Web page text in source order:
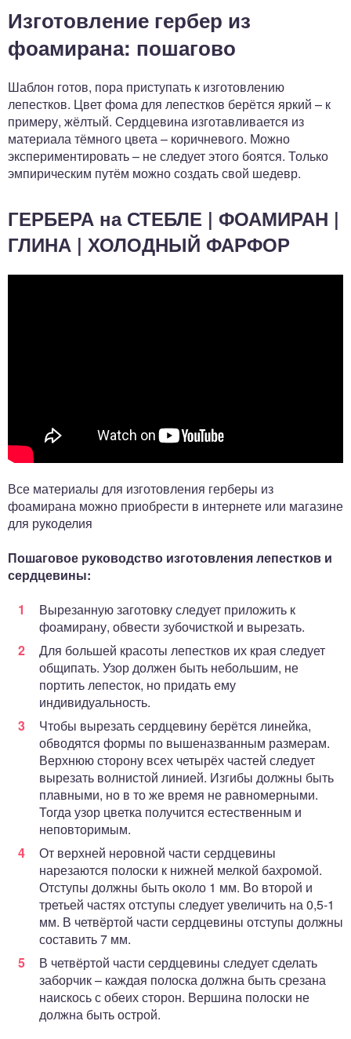
Изготовление гербер из
фоамирана: пошагово
Шаблон готов, пора приступать к изготовлению
лепестков. Цвет фома для лепестков берётся яркий – к
примеру, жёлтый. Сердцевина изготавливается из
материала тёмного цвета – коричневого. Можно
экспериментировать – не следует этого боятся. Только
эмпирическим путём можно создать свой шедевр.
ГЕРБЕРА на СТЕБЛЕ | ФОАМИРАН |
ГЛИНА | ХОЛОДНЫЙ ФАРФОР
Все материалы для изготовления герберы из
фоамирана можно приобрести в интернете или магазине
для рукоделия
Пошаговое руководство изготовления лепестков и
сердцевины:
Вырезанную заготовку следует приложить к
фоамирану, обвести зубочисткой и вырезать.
Для большей красоты лепестков их края следует
общипать. Узор должен быть небольшим, не
портить лепесток, но придать ему
индивидуальность.
Чтобы вырезать сердцевину берётся линейка,
обводятся формы по вышеназванным размерам.
Верхнюю сторону всех четырёх частей следует
вырезать волнистой линией. Изгибы должны быть
плавными, но в то же время не равномерными.
Тогда узор цветка получится естественным и
неповторимым.
От верхней неровной части сердцевины
нарезаются полоски к нижней мелкой бахромой.
Отступы должны быть около 1 мм. Во второй и
третьей частях отступы следует увеличить на 0,5-1
мм. В четвёртой части сердцевины отступы должны
составить 7 мм.
В четвёртой части сердцевины следует сделать
заборчик – каждая полоска должна быть срезана
наискось с обеих сторон. Вершина полоски не
должна быть острой.